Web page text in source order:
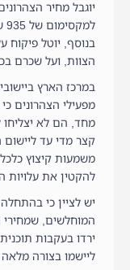
למקסימום של 935 שקל בחודש.
בנוסף, יוטל פיקוח
הצוות, ועל שכרם
במרכז הארץ
מפעילי הצהרונים
מחד, הם לא יצליחו
קצר מדי עד ליישום
משמעות קיצוץ
להקטין את עלויות
יש לציין כי
המוחלשים, שמחירי
ירדו בעקבות
ליישמו בצורה